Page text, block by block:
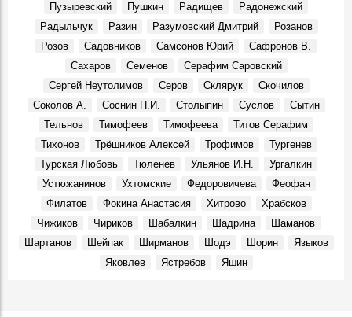
Презентовали новую книгу краеведа Петра Ермошина
«Село Юлово и его окрестности»
События, 24 Марта 2026
Пузыревский
Пушкин Радищев
Радонежский
Радыльчук
Разин Разумовский Дмитрий
Розанов
Розов
Садовников Самсонов Юрий
Сафронов В.
Сахаров
Семенов
Серафим Саровский
Сергей Неутолимов
Серов Склярук
Скочилов
Соколов А.
Соснин П.И. Столыпин Суслов
Сытин
Тельнов
Тимофеев Тимофеева
Титов Серафим
Тихонов
Трёшников Алексей Трофимов
Тургенев
Турская Любовь
Тюленев Ульянов И.Н.
Ургалкин
Устюжанинов
Ухтомские Федоровичева
Феофан
Филатов
Фокина Анастасия Хитрово
Храбсков
Чижиков
Чириков Шабалкин Шадрина
Шаманов
Шартанов
Шейпак Ширманов Шодэ Шорин
Языков
Яковлев
Ястребов Яшин